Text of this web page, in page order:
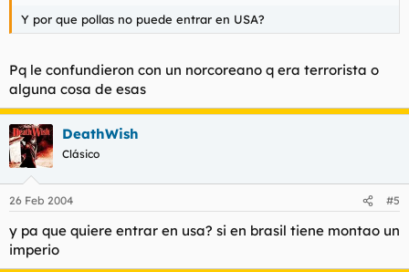
Y por que pollas no puede entrar en USA?
Pq le confundieron con un norcoreano q era terrorista o
alguna cosa de esas
DeathWish
Clásico
26 Feb 2004 #5
y pa que quiere entrar en usa? si en brasil tiene montao un
imperio